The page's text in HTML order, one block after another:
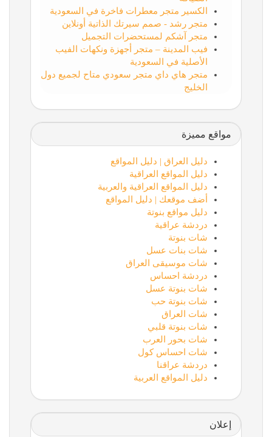
الكسير متجر معطرات فاخرة في السعودية
متجر رشد - صمم سيرتك الذاتية أونلاين
متجر آشكم لمستحضرات التجميل
فيب المدينة – متجر أجهزة ونكهات الفيب
الأصلية في السعودية
متجر هاي داي متجر سعودي متاح لجميع دول
الخليج
مواقع مميزة
دليل العراق | دليل المواقع
دليل المواقع العراقية
دليل المواقع العراقية والعربية
أضف موقعك | دليل المواقع
دليل مواقع بنوتة
دردشة عراقية
شات بنوتة
شات بنات عسل
شات موسيقى العراق
دردشة احساس
شات بنوتة عسل
شات بنوتة حب
شات العراق
شات بنوتة قلبي
شات بحور العرب
شات احساس كول
دردشة عراقنا
دليل المواقع العربية
إعلان